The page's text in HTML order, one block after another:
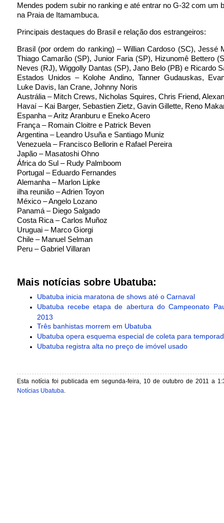
Mendes podem subir no ranking e até entrar no G-32 com um
na Praia de Itamambuca.
Principais destaques do Brasil e relação dos estrangeiros:
Brasil (por ordem do ranking) – Willian Cardoso (SC), Jessé
Thiago Camarão (SP), Junior Faria (SP), Hizunomê Bettero
Neves (RJ), Wiggolly Dantas (SP), Jano Belo (PB) e Ricardo
Estados Unidos – Kolohe Andino, Tanner Gudauskas,
Luke Davis, Ian Crane, Johnny Noris
Austrália – Mitch Crews, Nicholas Squires, Chris Friend,
Havaí – Kai Barger, Sebastien Zietz, Gavin Gillette, Reno
Espanha – Aritz Aranburu e Eneko Acero
França – Romain Cloitre e Patrick Beven
Argentina – Leandro Usuña e Santiago Muniz
Venezuela – Francisco Bellorin e Rafael Pereira
Japão – Masatoshi Ohno
África do Sul – Rudy Palmboom
Portugal – Eduardo Fernandes
Alemanha – Marlon Lipke
ilha reunião – Adrien Toyon
México – Angelo Lozano
Panamá – Diego Salgado
Costa Rica – Carlos Muñoz
Uruguai – Marco Giorgi
Chile – Manuel Selman
Peru – Gabriel Villaran
Mais notícias sobre Ubatuba:
Ubatuba inicia maratona de shows até o Carnaval
Ubatuba recebe etapa de abertura do Campeonato
2013
Três banhistas morrem em Ubatuba
Ubatuba opera esquema especial de coleta para
Ubatuba registra alta no preço de imóvel usado
Esta notícia foi publicada em segunda-feira, 10 de outubro de 2011 a
Notícias Ubatuba.